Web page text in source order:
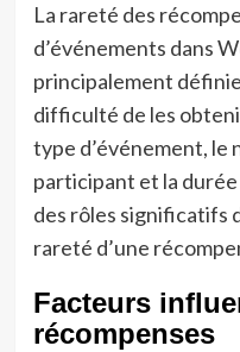
La rareté des
d’événements dans
principalement
difficulté de les
type d’événement, le
participant et la
des rôles significatifs
rareté d’une
Facteurs
récompenses